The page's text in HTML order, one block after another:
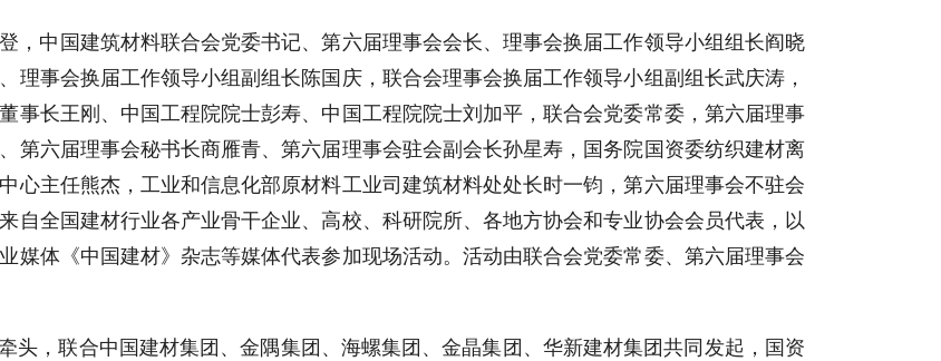
，中国建筑材料联合会党委书记、第六届理事会会长、理事会换届工作领导小组组长阎晓
理事会换届工作领导小组副组长陈国庆，联合会理事会换届工作领导小组副组长武庆涛，
事长王刚、中国工程院院士彭寿、中国工程院院士刘加平，联合会党委常委，第六届理事
第六届理事会秘书长商雁青、第六届理事会驻会副会长孙星寿，国务院国资委纺织建材离
心主任熊杰，工业和信息化部原材料工业司建筑材料处处长时一钧，第六届理事会不驻会
自全国建材行业各产业骨干企业、高校、科研院所、各地方协会和专业协会会员代表，以
媒体《中国建材》杂志等媒体代表参加现场活动。活动由联合会党委常委、第六届理事会
头，联合中国建材集团、金隅集团、海螺集团、金晶集团、华新建材集团共同发起，国资